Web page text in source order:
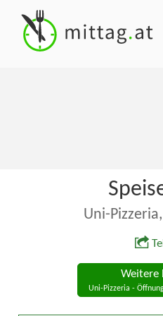
Uni-
Weitere
Uni-Pizzeria -